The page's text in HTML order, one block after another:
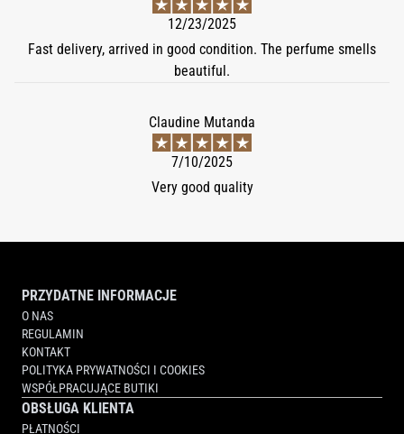
12/23/2025
Fast delivery, arrived in good condition. The perfume smells
beautiful.
Claudine Mutanda
7/10/2025
Very good quality
PRZYDATNE INFORMACJE
O NAS
REGULAMIN
KONTAKT
POLITYKA PRYWATNOŚCI I COOKIES
WSPÓŁPRACUJĄCE BUTIKI
OBSŁUGA KLIENTA
PŁATNOŚCI